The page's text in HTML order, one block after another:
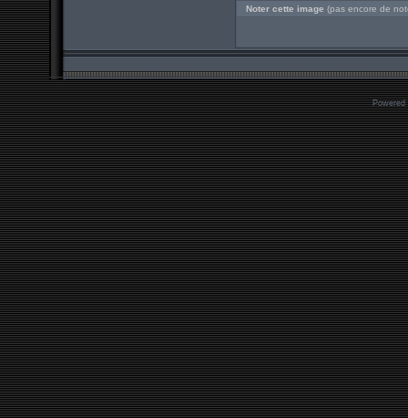
Noter cette image (pas encore de